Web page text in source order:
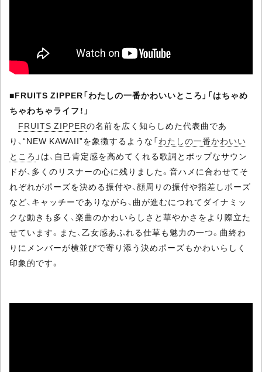
■FRUITS ZIPPER「わたしの一番かわいいところ」「はちゃめ
ちゃわちゃライフ！」
FRUITS ZIPPERの名前を広く知らしめた代表曲であ
り、“NEW KAWAII”を象徴するような「わたしの一番かわいい
ところ 」は、自己肯定感を高めてくれる歌詞とポップなサウン
ドが、多くのリスナーの心に残りました。音ハメに合わせてそ
れぞれがポーズを決める振付や、顔周りの振付や指差しポーズ
など、キャッチーでありながら、曲が進むにつれてダイナミッ
クな動きも多く、楽曲のかわいらしさと華やかさをより際立た
せています。また、乙女感あふれる仕草も魅力の一つ。曲終わ
りにメンバーが横並びで寄り添う決めポーズもかわいらしく
印象的です。